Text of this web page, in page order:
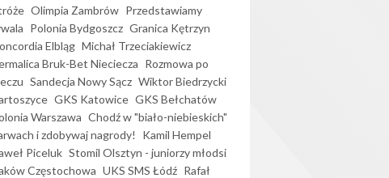
Olimpia Zambrów Przedstawiamy
Polonia Bydgoszcz Granica Kętrzyn
Elbląg Michał Trzeciakiewicz
Bruk-Bet Nieciecza Rozmowa po
Sandecja Nowy Sącz Wiktor Biedrzycki
GKS Katowice GKS Bełchatów
Warszawa Chodź w "biało-niebieskich"
i zdobywaj nagrody!
Kamil Hempel
Piceluk Stomil Olsztyn - juniorzy młodsi
Częstochowa UKS SMS Łódź Rafał